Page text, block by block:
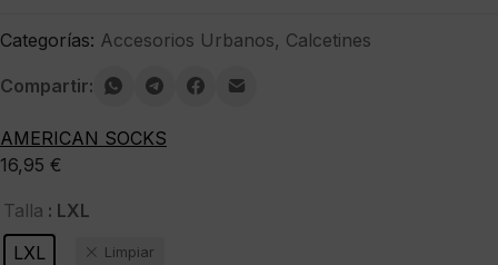
16,95 €
Talla : LXL
LXL
Limpiar
Categorías: Accesorios Urbanos, Calcetines
Compartir:
AMERICAN SOCKS